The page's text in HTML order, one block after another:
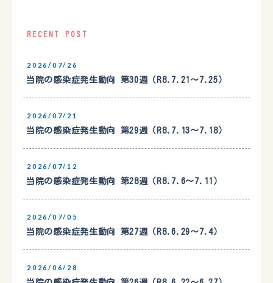
RECENT POST
2026/07/26
当院の感染症発生動向 第30週（R8.7.21〜7.25）
2026/07/21
当院の感染症発生動向 第29週（R8.7.13〜7.18）
2026/07/12
当院の感染症発生動向 第28週（R8.7.6〜7.11）
2026/07/05
当院の感染症発生動向 第27週（R8.6.29〜7.4）
2026/06/28